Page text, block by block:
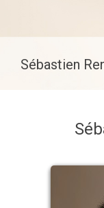
Sébastien